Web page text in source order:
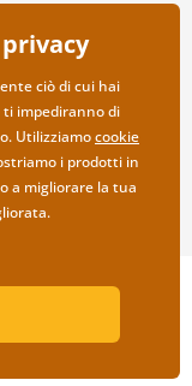
all’ingrosso
creato da
ciò di cui hai
impediranno di
Utilizziamocookie
i prodotti in
a migliorare la tua